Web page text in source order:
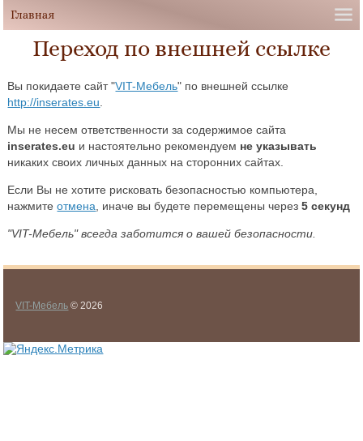
Переход по внешней ссылке
Вы покидаете сайт "VIT-Мебель" по внешней ссылке
http://inserates.eu
Мы не несем ответственности за содержимое сайта
inserates.eu и настоятельно рекомендуем не указывать
никаких своих личных данных на сторонних сайтах.
Если Вы не хотите рисковать безопасностью компьютера,
нажмитеотмена , иначе вы будете перемещены через5 секунд
"VIT-Мебель" всегда заботится о вашей безопасности.
VIT-Мебель © 2026